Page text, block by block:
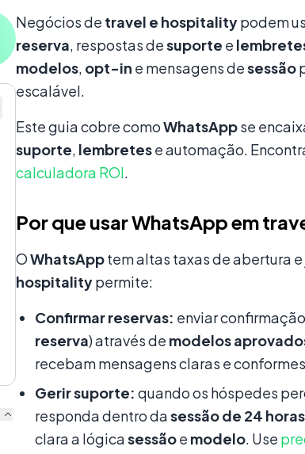
Conteúdo
Negócios de travel e hospitalitypodem
reserva , respostas desuporte e
modelos opt-in e mensagens desessão
escalável.
Este guia cobre comoWhatsAppse
suporte lembretese automação.
calculadora ROI
Por que usar WhatsApp em
OWhatsApptem altas taxas de abertura
hospitalitypermite:
Confirmar reservas: enviar
reserva) através de modelos
recebam mensagens claras e
Gerir suporte: quando os hóspedes
responda dentro dasessão de 24 horas
clara a lógicasessãoe modelo . Use